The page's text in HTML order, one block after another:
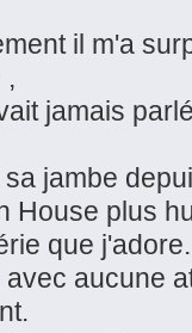
il m'a
,
jamais
jambe
House plus
que j'adore.
aucune